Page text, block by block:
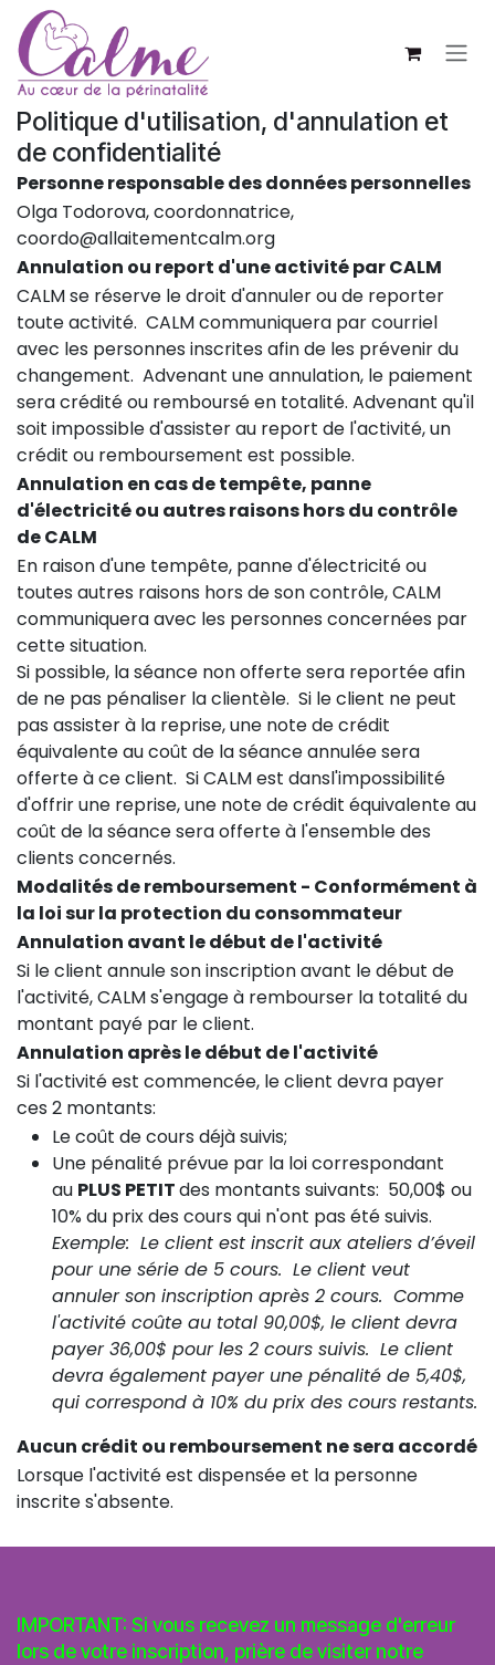
SE RENDRE AU CONTENU
Politique d'utilisation, d'annulation et
de confidentialité
Personne responsable des données personnelles
Olga Todorova, coordonnatrice,
coordo@allaitementcalm.org
Annulation ou report d'une activité par CALM
CALM se réserve le droit d'annuler ou de reporter
toute activité. CALM communiquera par courriel
avec les personnes inscrites afin de les prévenir du
changement. Advenant une annulation, le paiement
sera crédité ou remboursé en totalité. Advenant qu'il
soit impossible d'assister au report de l'activité, un
crédit ou remboursement est possible.
Annulation en cas de tempête, panne
d'électricité ou autres raisons hors du contrôle
de CALM
En raison d'une tempête, panne d'électricité ou
toutes autres raisons hors de son contrôle, CALM
communiquera avec les personnes concernées par
cette situation.
Si possible, la séance non offerte sera reportée afin
de ne pas pénaliser la clientèle. Si le client ne peut
pas assister à la reprise, une note de crédit
équivalente au coût de la séance annulée sera
offerte à ce client. Si CALM est dansl'impossibilité
d'offrir une reprise, une note de crédit équivalente au
coût de la séance sera offerte à l'ensemble des
clients concernés.
Modalités de remboursement - Conformément à
la loi sur la protection du consommateur
Annulation avant le début de l'activité
Si le client annule son inscription avant le début de
l'activité, CALM s'engage à rembourser la totalité du
montant payé par le client.
Annulation après le début de l'activité
Si l'activité est commencée, le client devra payer
ces 2 montants:
Le coût de cours déjà suivis;
Une pénalité prévue par la loi correspondant
au PLUS PETITdes montants suivants: 50,00$ ou
10% du prix des cours qui n'ont pas été suivis.
Exemple: Le client est inscrit aux ateliers d’éveil
pour une série de 5 cours. Le client veut
annuler son inscription après 2 cours. Comme
l'activité coûte au total 90,00$, le client devra
payer 36,00$ pour les 2 cours suivis. Le client
devra également payer une pénalité de 5,40$,
qui correspond à 10% du prix des cours restants.
Aucun crédit ou remboursement ne sera accordé
Lorsque l'activité est dispensée et la personne
inscrite s'absente.
IMPORTANT: Si vous recevez un message d'erreur
lors de votre inscription, prière de visiter notre